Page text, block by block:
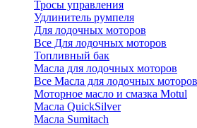
Тросы управления
Удлинитель румпеля
Для лодочных моторов
Все Для лодочных моторов
Топливный бак
Масла для лодочных моторов
Все Масла для лодочных моторов
Моторное масло и смазка Motul
Масла QuickSilver
Масла Sumitach